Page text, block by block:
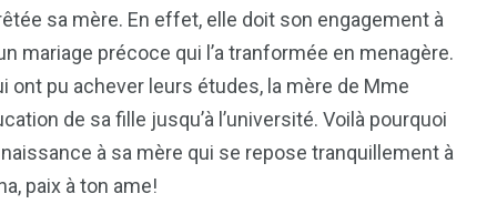
sa mère. En effet, elle doit son engagement à
mariage précoce qui l’a tranformée en menagère.
ont pu achever leurs études, la mère de Mme
de sa fille jusqu’à l’université. Voilà pourquoi
à sa mère qui se repose tranquillement à
paix à ton ame!
1
Yomadic
2
Zambie